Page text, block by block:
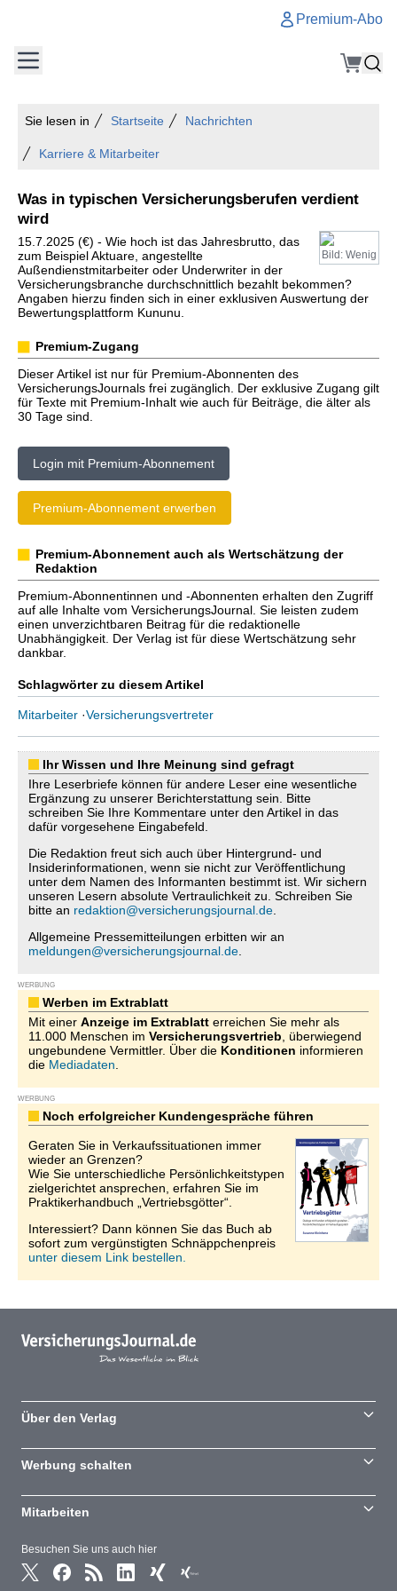
Premium-Abo
Sie lesen in Startseite Nachrichten
Karriere & Mitarbeiter
Was in typischen Versicherungsberufen verdient
wird
Bild: Wenig
15.7.2025 (€) - Wie hoch ist das Jahresbrutto, das
zum Beispiel Aktuare, angestellte
Außendienstmitarbeiter oder Underwriter in der
Versicherungsbranche durchschnittlich bezahlt bekommen?
Angaben hierzu finden sich in einer exklusiven Auswertung der
Bewertungsplattform Kununu.
Premium-Zugang
Dieser Artikel ist nur für Premium-Abonnenten des
VersicherungsJournals frei zugänglich. Der exklusive Zugang gilt
für Texte mit Premium-Inhalt wie auch für Beiträge, die älter als
30 Tage sind.
Login mit Premium-Abonnement
Premium-Abonnement erwerben
Premium-Abonnement auch als Wertschätzung der
Redaktion
Premium-Abonnentinnen und -Abonnenten erhalten den Zugriff
auf alle Inhalte vom VersicherungsJournal. Sie leisten zudem
einen unverzichtbaren Beitrag für die redaktionelle
Unabhängigkeit. Der Verlag ist für diese Wertschätzung sehr
dankbar.
Schlagwörter zu diesem Artikel
Mitarbeiter ·Versicherungsvertreter
Ihr Wissen und Ihre Meinung sind gefragt
Ihre Leserbriefe können für andere Leser eine wesentliche
Ergänzung zu unserer Berichterstattung sein. Bitte
schreiben Sie Ihre Kommentare unter den Artikel in das
dafür vorgesehene Eingabefeld.
Die Redaktion freut sich auch über Hintergrund- und
Insiderinformationen, wenn sie nicht zur Veröffentlichung
unter dem Namen des Informanten bestimmt ist. Wir sichern
unseren Lesern absolute Vertraulichkeit zu. Schreiben Sie
bitte an redaktion@versicherungsjournal.de
Allgemeine Pressemitteilungen erbitten wir an
meldungen@versicherungsjournal.de
WERBUNG
Werben im Extrablatt
Mit einer Anzeige im Extrablatt erreichen Sie mehr als
11.000 Menschen im Versicherungsvertrieb , überwiegend
ungebundene Vermittler. Über die Konditionen informieren
die Mediadaten
WERBUNG
Noch erfolgreicher Kundengespräche führen
Geraten Sie in Verkaufssituationen immer
wieder an Grenzen?
Wie Sie unterschiedliche Persönlichkeitstypen
zielgerichtet ansprechen, erfahren Sie im
Praktikerhandbuch „Vertriebsgötter“.
Interessiert? Dann können Sie das Buch ab
sofort zum vergünstigten Schnäppchenpreis
unter diesem Link bestellen.
Besuchen Sie uns auch hier
Über den Verlag
Werbung schalten
Mitarbeiten